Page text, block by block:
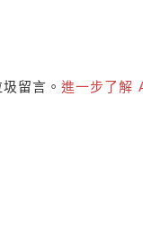
留言。進一步了解